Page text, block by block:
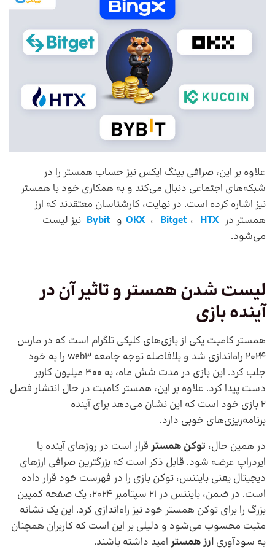
علاوه بر این، صرافی بینگ ایکس نیز حساب همستر را در
شبکه‌های اجتماعی دنبال می‌کند و به همکاری خود با همستر
نیز اشاره کرده است. در نهایت، کارشناسان معتقدند که ارز
همستر در
OKX ، Bitget ، HTX و Bybit نیز لیست
می‌شود.
لیست شدن همستر و تاثیر آن در
آینده بازی
همستر کامبت یکی از بازی‌های کلیکی تلگرام است که در مارس
2024 راه‌اندازی شد و بلافاصله توجه جامعه web3 را به خود
جلب کرد. این بازی در مدت شش ماه، به 300 میلیون کاربر
دست پیدا کرد. علاوه بر این، همستر کامبت در حال انتشار فصل
2 بازی خود است که این نشان می‌دهد برای آینده
برنامه‌ریزی‌های خوبی دارد.
در همین حال، توکن همستر قرار است در روزهای آینده با
ایردراپ عرضه شود. قابل ذکر است که بزرگترین صرافی ارزهای
دیجیتال یعنی بایننس، توکن بازی را در فهرست خود قرار داده
است. در ضمن، بایننس در 21 سپتامبر 2024، یک صفحه کمپین
بزرگ را برای توکن همستر خود نیز راه‌اندازی کرد. این یک نشانه
مثبت محسوب می‌شود و دلیلی بر این است که کاربران همچنان
به سودآوری ارز همستر امید داشته باشند.